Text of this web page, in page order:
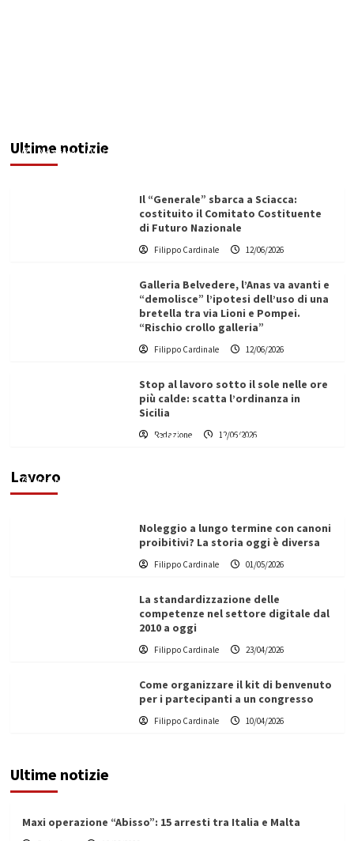
Ultime notizie
Redazione 12/06/2026
Il “Generale” sbarca a Sciacca:
costituito il Comitato Costituente
di Futuro Nazionale
Filippo Cardinale 12/06/2026
Galleria Belvedere, l’Anas va avanti e
“demolisce” l’ipotesi dell’uso di una
bretella tra via Lioni e Pompei.
“Rischio crollo galleria”
Filippo Cardinale 12/06/2026
Stop al lavoro sotto il sole nelle ore
più calde: scatta l’ordinanza in
Sicilia
Redazione 12/06/2026
Lavoro
Vino in Italia: il giro d’affari contribuisce
Filippo Cardinale
Noleggio a lungo termine con canoni
proibitivi? La storia oggi è diversa
Filippo Cardinale 01/05/2026
La standardizzazione delle
competenze nel settore digitale dal
2010 a oggi
Filippo Cardinale 23/04/2026
Come organizzare il kit di benvenuto
per i partecipanti a un congresso
Filippo Cardinale 10/04/2026
Ultime notizie
Maxi operazione “Abisso”: 15 arresti tra Italia e Malta